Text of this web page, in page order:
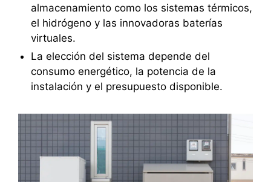
almacenamiento como los sistemas térmicos,
el hidrógeno y las innovadoras baterías
virtuales.
La elección del sistema depende del
consumo energético, la potencia de la
instalación y el presupuesto disponible.